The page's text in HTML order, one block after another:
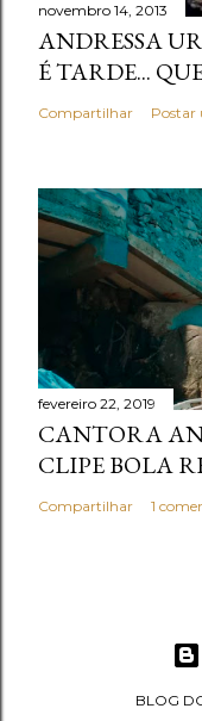
novembro 14, 2013
ANDRESSA
É TARDE...
Compartilhar Postar
fevereiro 22, 2019
CANTORA
CLIPE BOLA
Compartilhar 1
BLOG